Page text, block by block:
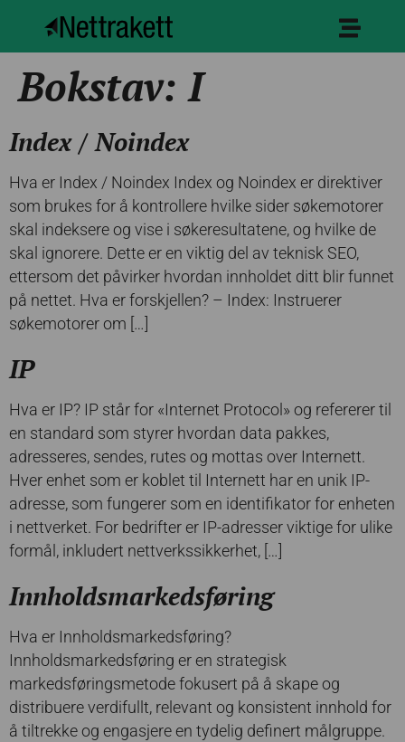
Bokstav:I
Index / Noindex
Hva er Index / Noindex Index og Noindex er direktiver
som brukes for å kontrollere hvilke sider søkemotorer
skal indeksere og vise i søkeresultatene, og hvilke de
skal ignorere. Dette er en viktig del av teknisk SEO,
ettersom det påvirker hvordan innholdet ditt blir funnet
på nettet. Hva er forskjellen? – Index: Instruerer
søkemotorer om […]
IP
Hva er IP? IP står for «Internet Protocol» og refererer til
en standard som styrer hvordan data pakkes,
adresseres, sendes, rutes og mottas over Internett.
Hver enhet som er koblet til Internett har en unik IP-
adresse, som fungerer som en identifikator for enheten
i nettverket. For bedrifter er IP-adresser viktige for ulike
formål, inkludert nettverkssikkerhet, […]
Innholdsmarkedsføring
Hva er Innholdsmarkedsføring?
Innholdsmarkedsføring er en strategisk
markedsføringsmetode fokusert på å skape og
distribuere verdifullt, relevant og konsistent innhold for
å tiltrekke og engasjere en tydelig definert målgruppe.